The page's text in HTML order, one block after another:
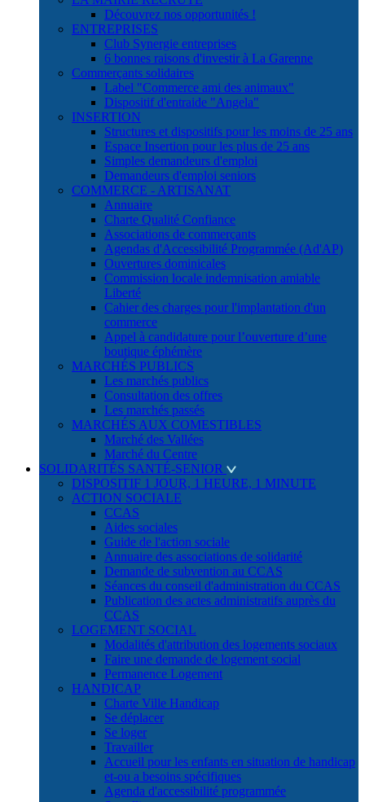
Découvrez nos opportunités !
ENTREPRISES
Club Synergie entreprises
6 bonnes raisons d'investir à La Garenne
Commerçants solidaires
Label "Commerce ami des animaux"
Dispositif d'entraide "Angela"
INSERTION
Structures et dispositifs pour les moins de 25 ans
Espace Insertion pour les plus de 25 ans
Simples demandeurs d'emploi
Demandeurs d'emploi seniors
COMMERCE - ARTISANAT
Annuaire
Charte Qualité Confiance
Associations de commerçants
Agendas d'Accessibilité Programmée (Ad'AP)
Ouvertures dominicales
Commission locale indemnisation amiable
Liberté
Cahier des charges pour l'implantation d'un
commerce
Appel à candidature pour l’ouverture d’une
boutique éphémère
MARCHÉS PUBLICS
Les marchés publics
Consultation des offres
Les marchés passés
MARCHÉS AUX COMESTIBLES
Marché des Vallées
Marché du Centre
SOLIDARITÉS SANTÉ-SENIOR
DISPOSITIF 1 JOUR, 1 HEURE, 1 MINUTE
ACTION SOCIALE
CCAS
Aides sociales
Guide de l'action sociale
Annuaire des associations de solidarité
Demande de subvention au CCAS
Séances du conseil d'administration du CCAS
Publication des actes administratifs auprès du
CCAS
LOGEMENT SOCIAL
Modalités d'attribution des logements sociaux
Faire une demande de logement social
Permanence Logement
HANDICAP
Charte Ville Handicap
Se déplacer
Se loger
Travailler
Accueil pour les enfants en situation de handicap
et-ou a besoins spécifiques
Agenda d'accessibilité programmée